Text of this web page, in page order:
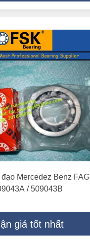
Mercedez Benz FAG
/ 509043B
giá tốt nhất